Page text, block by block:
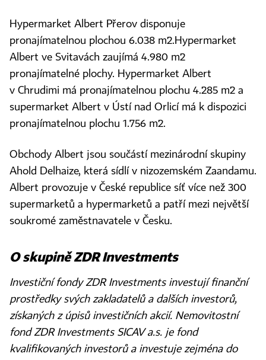
Hypermarket Albert Přerov disponuje
pronajímatelnou plochou 6.038 m2. Hypermarket
Albert ve Svitavách zaujímá 4.980 m2
pronajímatelné plochy. Hypermarket Albert
v Chrudimi má pronajímatelnou plochu 4.285 m2 a
supermarket Albert v Ústí nad Orlicí má k dispozici
pronajímatelnou plochu 1.756 m2.
Obchody Albert jsou součástí mezinárodní skupiny
Ahold Delhaize, která sídlí v nizozemském Zaandamu.
Albert provozuje v České republice síť více než 300
supermarketů a hypermarketů a patří mezi největší
soukromé zaměstnavatele v Česku.
O skupině ZDR Investments
Investiční fondy ZDR Investments investují finanční
prostředky svých zakladatelů a dalších investorů,
získaných z úpisů investičních akcií. Nemovitostní
fond ZDR Investments SICAV a.s. je fond
kvalifikovaných investorů a investuje zejména do